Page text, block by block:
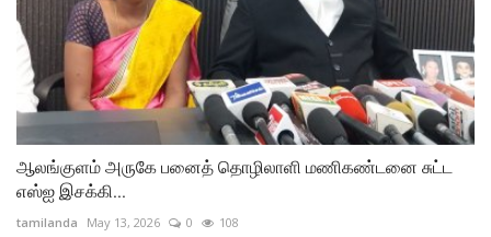
ஆலங்குளம் அருகே பனைத் தொழிலாளி மணிகண்டனை சுட்ட
எஸ்ஐ இசக்கி...
tamilanda May 13, 2026 0 108